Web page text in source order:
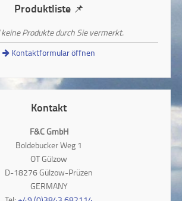
Produktliste 📌
Produkte durch Sie vermerkt.
Kontaktformular öffnen
Kontakt
F&C GmbH
Boldebucker Weg 1
OT Gülzow
D-18276 Gülzow-Prüzen
GERMANY